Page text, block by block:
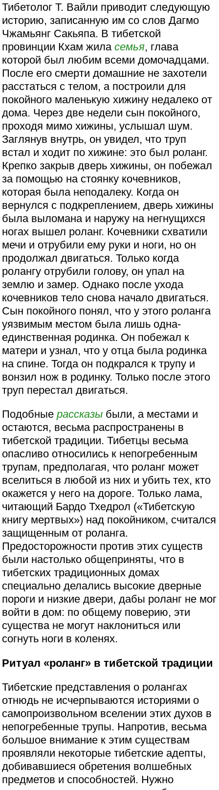
Тибетолог Т. Вайли приводит следующую
историю, записанную им со слов Дагмо
Чжамьянг Сакьяпа. В тибетской
провинции Кхам жиласемья, глава
которой был любим всеми домочадцами.
После его смерти домашние не захотели
расстаться с телом, а построили для
покойного маленькую хижину недалеко от
дома. Через две недели сын покойного,
проходя мимо хижины, услышал шум.
Заглянув внутрь, он увидел, что труп
встал и ходит по хижине: это был роланг.
Крепко закрыв дверь хижины, он побежал
за помощью на стоянку кочевников,
которая была неподалеку. Когда он
вернулся с подкреплением, дверь хижины
была выломана и наружу на негнущихся
ногах вышел роланг. Кочевники схватили
мечи и отрубили ему руки и ноги, но он
продолжал двигаться. Только когда
ролангу отрубили голову, он упал на
землю и замер. Однако после ухода
кочевников тело снова начало двигаться.
Сын покойного понял, что у этого роланга
уязвимым местом была лишь одна-
единственная родинка. Он побежал к
матери и узнал, что у отца была родинка
на спине. Тогда он подкрался к трупу и
вонзил нож в родинку. Только после этого
труп перестал двигаться.
Подобныерассказы были, а местами и
остаются, весьма распространены в
тибетской традиции. Тибетцы весьма
опасливо относились к непогребенным
трупам, предполагая, что роланг может
вселиться в любой из них и убить тех, кто
окажется у него на дороге. Только лама,
читающий Бардо Тхедрол («Тибетскую
книгу мертвых») над покойником, считался
защищенным от роланга.
Предосторожности против этих существ
были настолько общеприняты, что в
тибетских традиционных домах
специально делались высокие дверные
пороги и низкие двери, дабы роланг не мог
войти в дом: по общему поверию, эти
существа не могут наклониться или
согнуть ноги в коленях.
Ритуал «роланг» в тибетской традиции
Тибетские представления о ролангах
отнюдь не исчерпываются историями о
самопроизвольном вселении этих духов в
непогребенные трупы. Напротив, весьма
большое внимание к этим существам
проявляли некоторые тибетские адепты,
добивавшиеся обретения волшебных
предметов и способностей. Нужно